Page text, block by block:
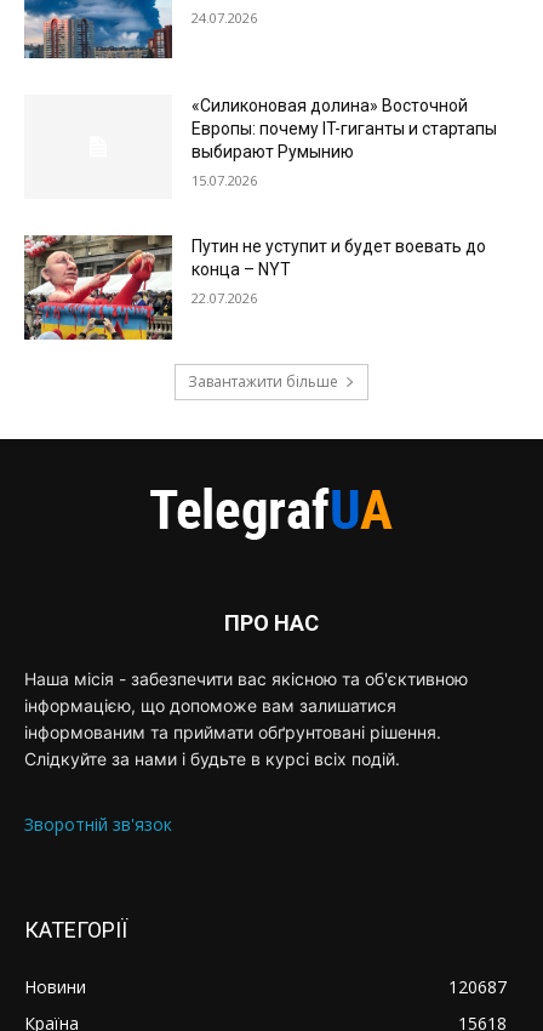
24.07.2026
«Силиконовая долина» Восточной
Европы: почему IT-гиганты и стартапы
выбирают Румынию
15.07.2026
Путин не уступит и будет воевать до
конца – NYT
22.07.2026
Завантажити більше
ПРО НАС
Наша місія - забезпечити вас якісною та об'єктивною
інформацією, що допоможе вам залишатися
інформованим та приймати обґрунтовані рішення.
Слідкуйте за нами і будьте в курсі всіх подій.
Зворотній зв'язок
КАТЕГОРІЇ
Новини
120687
Країна
15618